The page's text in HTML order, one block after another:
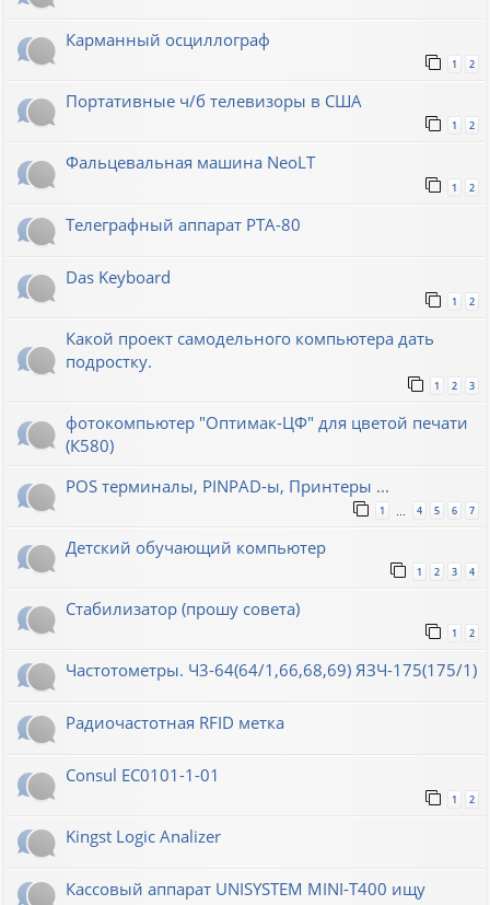
Карманный осциллограф
1 2
Портативные ч/б телевизоры в США
1 2
Фальцевальная машина NeoLT
1 2
Телеграфный аппарат РТА-80
Das Keyboard
1 2
Какой проект самодельного компьютера дать
подростку.
1 2 3
фотокомпьютер "Оптимак-ЦФ" для цветой печати
(К580)
POS терминалы, PINPAD-ы, Принтеры ...
1 4 5 6 7
Детский обучающий компьютер
1 2 3 4
Стабилизатор (прошу совета)
1 2
Частотометры. Ч3-64(64/1,66,68,69) ЯЗЧ-175(175/1)
Радиочастотная RFID метка
Consul EC0101-1-01
1 2
Kingst Logic Analizer
Кассовый аппарат UNISYSTEM MINI-T400 ищу